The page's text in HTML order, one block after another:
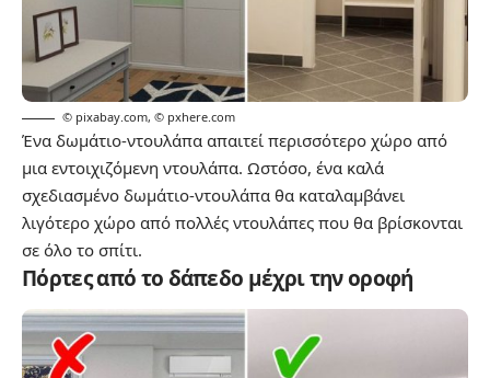
© pixabay.com, © pxhere.com
Ένα δωμάτιο-ντουλάπα απαιτεί περισσότερο χώρο από
μια εντοιχιζόμενη ντουλάπα. Ωστόσο, ένα καλά
σχεδιασμένο δωμάτιο-ντουλάπα θα καταλαμβάνει
λιγότερο χώρο από πολλές ντουλάπες που θα βρίσκονται
σε όλο το σπίτι.
Πόρτες από το δάπεδο μέχρι την οροφή